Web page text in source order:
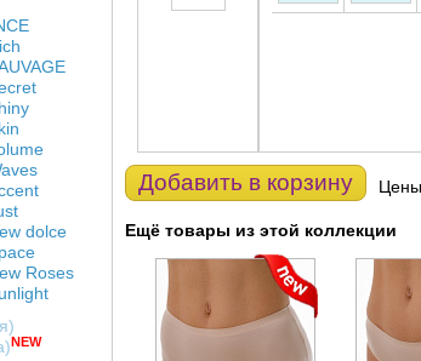
dolce
Roses
NEW
Добавить в корзину Цены
Ещё товары из этой коллекции